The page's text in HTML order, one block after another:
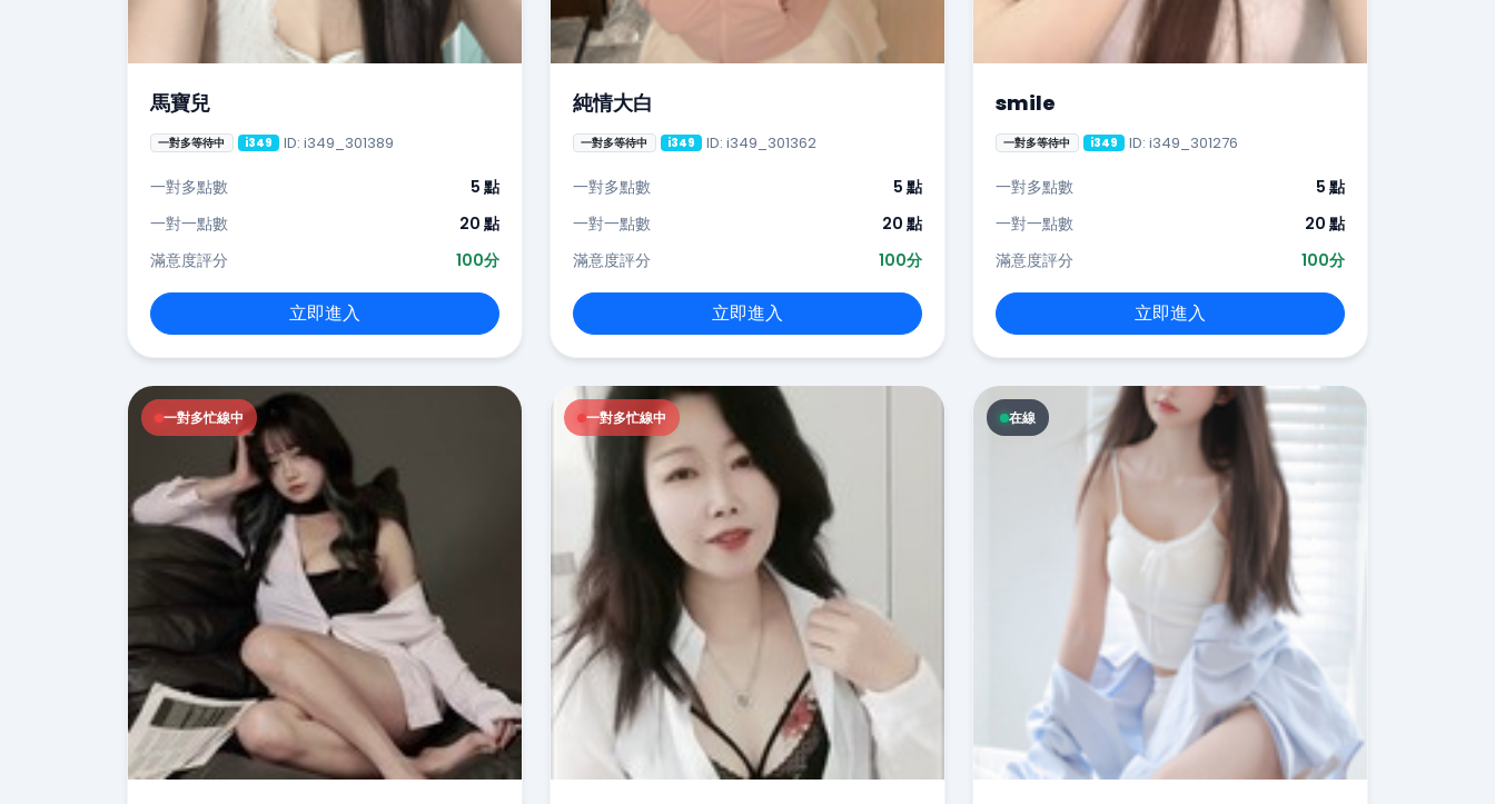
馬寶兒
一對多等待中 i349 ID: i349_301389
一對多點數
5 點
一對一點數
20 點
滿意度評分
100分
立即進入
純情大白
一對多等待中 i349 ID: i349_301362
一對多點數
5 點
一對一點數
20 點
滿意度評分
100分
立即進入
smile
一對多等待中 i349 ID: i349_301276
一對多點數
5 點
一對一點數
20 點
滿意度評分
100分
立即進入
一對多忙線中 一對多忙線中 在線